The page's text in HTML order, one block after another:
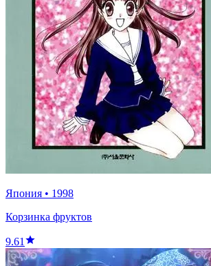
Япония • 1998
Корзинка фруктов
9.61